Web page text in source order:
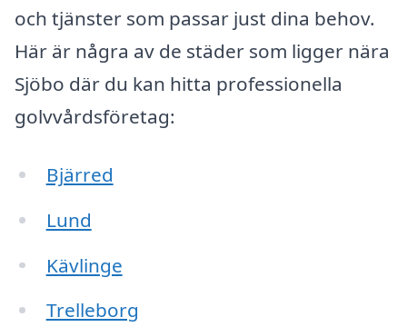
och tjänster som passar just dina behov.
Här är några av de städer som ligger nära
Sjöbo där du kan hitta professionella
golvvårdsföretag:
Bjärred
Lund
Kävlinge
Trelleborg